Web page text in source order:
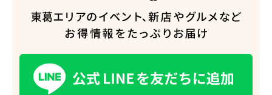
人気のキーワード
#ショッピング #カフェ #スイーツ #パン #カレー
#教えたい／教えて投稿記事
#教えたい/こんなの見つけた